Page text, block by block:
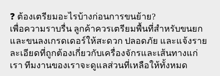
❓ ต้องเตรียมอะไรบ้างก่อนการขนย้าย?
เพื่อความราบรื่น ลูกค้าควรเตรียมพื้นที่สำหรับขนยก
และขนลงเกรดเดอร์ให้สะดวก ปลอดภัย และแจ้งราย
ละเอียดที่ถูกต้องเกี่ยวกับเครื่องจักรและเส้นทางแก่
เรา ทีมงานของเราจะดูแลส่วนที่เหลือให้ทั้งหมด